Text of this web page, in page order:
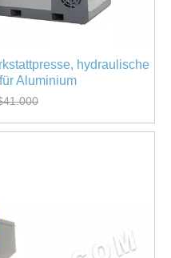
hydraulische
Aluminium
41.000